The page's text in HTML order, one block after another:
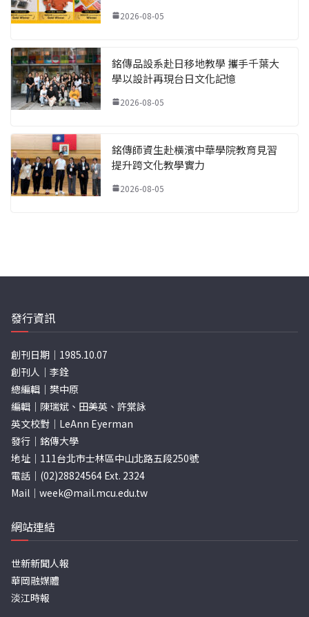
2026-08-05
銘傳品設系赴日移地教學 攜手千葉大
學以設計再現台日文化記憶
2026-08-05
銘傳師資生赴橫濱中華學院教育見習
提升跨文化教學實力
2026-08-05
發行資訊
創刊日期｜1985.10.07
創刊人｜李銓
總編輯｜樊中原
編輯｜陳瑞斌、田美英、許棠詠
英文校對｜LeAnn Eyerman
發行｜銘傳大學
地址｜111台北市士林區中山北路五段250號
電話｜(02)28824564 Ext. 2324
Mail｜ week@mail.mcu.edu.tw
網站連結
世新新聞人報
華岡融媒體
淡江時報